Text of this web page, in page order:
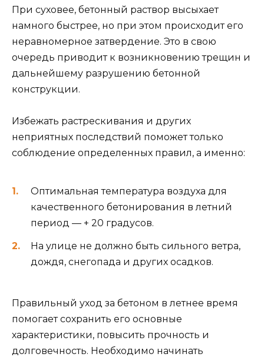
При суховее, бетонный раствор высыхает
намного быстрее, но при этом происходит его
неравномерное затвердение. Это в свою
очередь приводит к возникновению трещин и
дальнейшему разрушению бетонной
конструкции.
Избежать растрескивания и других
неприятных последствий поможет только
соблюдение определенных правил, а именно:
Оптимальная температура воздуха для
качественного бетонирования в летний
период — + 20 градусов.
На улице не должно быть сильного ветра,
дождя, снегопада и других осадков.
Правильный уход за бетоном в летнее время
помогает сохранить его основные
характеристики, повысить прочность и
долговечность. Необходимо начинать